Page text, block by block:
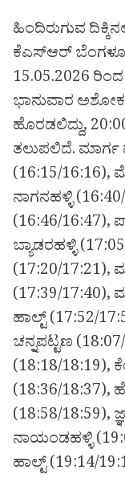
ಹಿಂದಿರುಗುವ
ಕೆಎಸ್‌ಆರ್
15.05.2026
ಭಾನುವಾರ
ಹೊರಡಲಿದ್ದು,
ತಲುಪಲಿದೆ. ಮಾರ್ಗ
(16:15/16:16),
ನಾಗನಹಳ್ಳಿ
(16:46/16:47),
ಬ್ಯಾಡರಹಳ್ಳಿ
(17:20/17:21),
(17:39/17:40),
ಹಾಲ್ಟ್ (17:52/
ಚನ್ನಪಟ್ಟಣ
(18:18/18:19),
(18:36/18:37),
(18:58/18:59),
ನಾಯಂಡಹಳ್ಳಿ
ಹಾಲ್ಟ್ (19:14/